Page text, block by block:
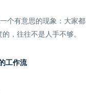
个有意思的现象：大家都
，往往不是人手不够。
工作流